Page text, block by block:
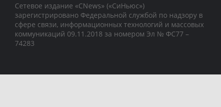
Сетевое издание «CNews» («СиНьюс»)
зарегистрировано Федеральной службой по надзору в
сфере связи, информационных технологий и массовых
коммуникаций 09.11.2018 за номером Эл № ФС77 –
74283